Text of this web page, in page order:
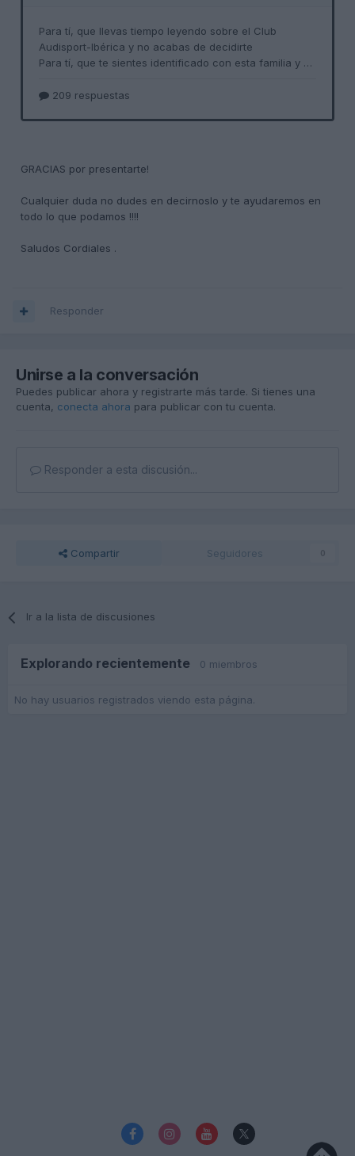
GRACIAS por presentarte!
Cualquier duda no dudes en decirnoslo y te ayudaremos en
todo lo que podamos !!!!
Saludos Cordiales .
Responder
Unirse a la conversación
Puedes publicar ahora y registrarte más tarde. Si tienes una
cuenta, conecta ahora para publicar con tu cuenta.
Responder a esta discusión...
Compartir Seguidores 0
Ir a la lista de discusiones
Explorando recientemente 0 miembros
No hay usuarios registrados viendo esta página.